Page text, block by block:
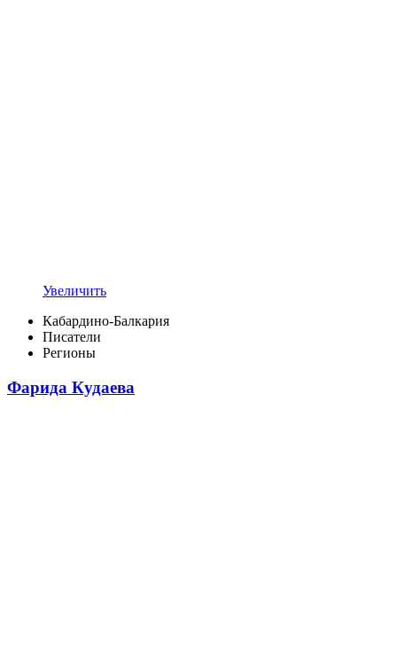
Увеличить
Кабардино-Балкария
Писатели
Регионы
Фарида Кудаева